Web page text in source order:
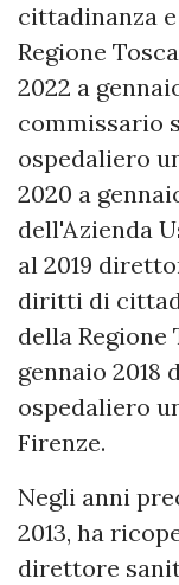
cittadinanza
Regione
2022 a
commissario
ospedaliero
2020 a
dell'Azienda
al 2019
diritti di
della Regione
gennaio 2018
ospedaliero
Firenze.
Negli anni
2013, ha
direttore